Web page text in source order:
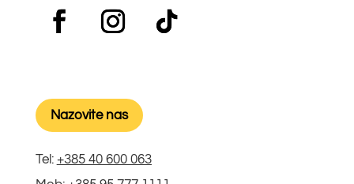
Nazovite nas
Tel: +385 40 600 063